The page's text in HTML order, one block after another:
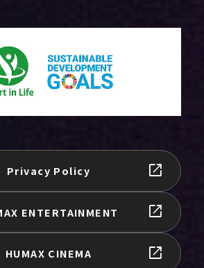
Privacy Policy
ENTERTAINMENT
HUMAX CINEMA